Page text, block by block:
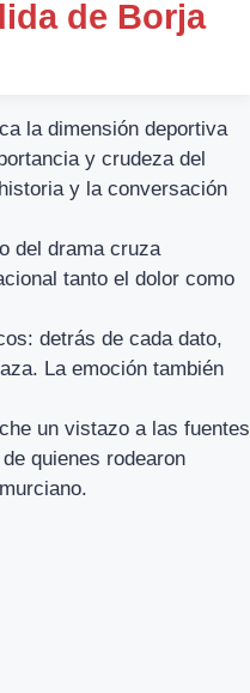
de Borja
la dimensión deportiva
y crudeza del
y la conversación
del drama cruza
tanto el dolor como
detrás de cada dato,
La emoción también
un vistazo a las fuentes
quienes rodearon